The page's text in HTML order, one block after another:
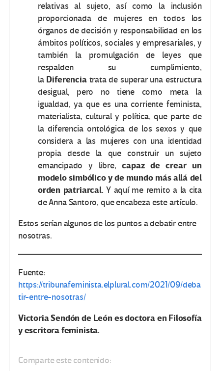
relativas al sujeto, así como la inclusión
proporcionada de mujeres en todos los
órganos de decisión y responsabilidad en los
ámbitos políticos, sociales y empresariales, y
también la promulgación de leyes que
respalden su cumplimiento,
la Diferenciatrata de superar una estructura
desigual, pero no tiene como meta la
igualdad, ya que es una corriente feminista,
materialista, cultural y política, que parte de
la diferencia ontológica de los sexos y que
considera a las mujeres con una identidad
propia desde la que construir un sujeto
emancipado y libre,capaz de crear un
modelo simbólico y de mundo más allá del
orden patriarcal.Y aquí me remito a la cita
de Anna Santoro, que encabeza este artículo.
Estos serían algunos de los puntos a debatir entre
nosotras.
Fuente:
https://tribunafeminista.elplural.com/2021/09/deba
tir-entre-nosotras/
Victoria Sendón de León es doctora en Filosofía
y escritora feminista.
Comparte este contenido: